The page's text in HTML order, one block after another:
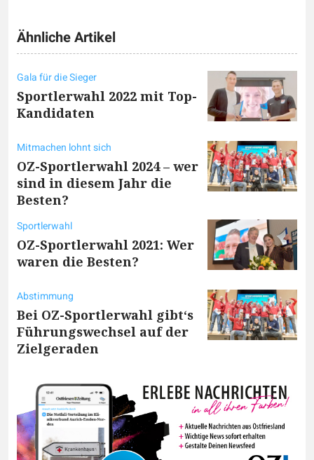
Ähnliche Artikel
Gala für die Sieger
Sportlerwahl 2022 mit Top-
Kandidaten
Mitmachen lohnt sich
OZ-Sportlerwahl 2024 – wer
sind in diesem Jahr die
Besten?
Sportlerwahl
OZ-Sportlerwahl 2021: Wer
waren die Besten?
Abstimmung
Bei OZ-Sportlerwahl gibt‘s
Führungswechsel auf der
Zielgeraden